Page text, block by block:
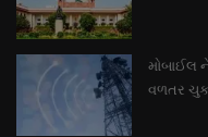
મોબાઈલ
વળતર